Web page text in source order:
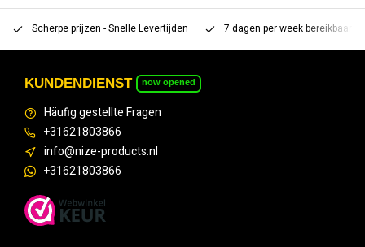
Scherpe prijzen - Snelle Levertijden 7 dagen per week bereikbaar
KUNDENDIENST now opened
Häufig gestellte Fragen
+31621803866
info@nize-products.nl
+31621803866